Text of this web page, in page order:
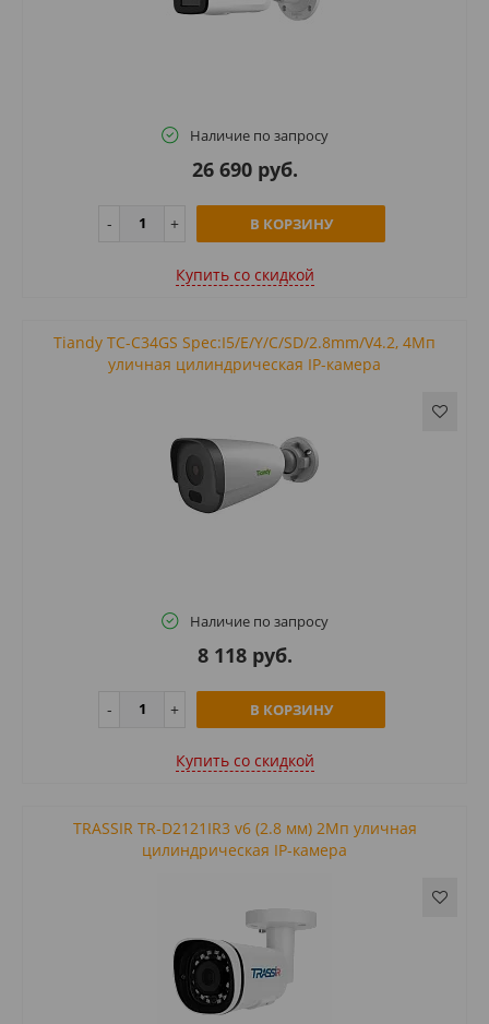
Наличие по запросу
26 690 руб.
В КОРЗИНУ
Купить cо скидкой
Tiandy TC-C34GS Spec:I5/E/Y/C/SD/2.8mm/V4.2, 4Мп
уличная цилиндрическая IP-камера
Наличие по запросу
8 118 руб.
В КОРЗИНУ
Купить cо скидкой
TRASSIR TR-D2121IR3 v6 (2.8 мм) 2Мп уличная
цилиндрическая IP-камера